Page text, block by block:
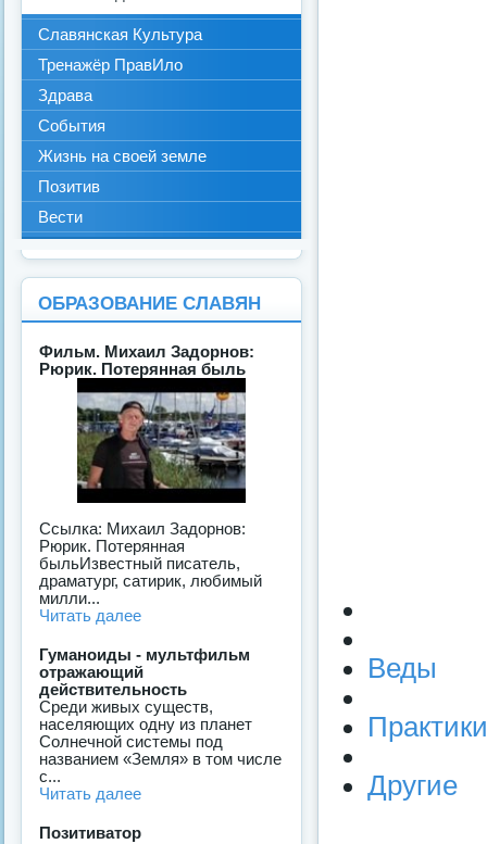
Веды
Практики
Другие
Славянская Культура
Тренажёр ПравИло
Здрава
События
Жизнь на своей земле
Позитив
Вести
ОБРАЗОВАНИЕ СЛАВЯН
Фильм. Михаил Задорнов:
Рюрик. Потерянная быль
Ссылка: Михаил Задорнов:
Рюрик. Потерянная
быльИзвестный писатель,
драматург, сатирик, любимый
милли...
Читать далее
Гуманоиды - мультфильм
отражающий
действительность
Среди живых существ,
населяющих одну из планет
Солнечной системы под
названием «Земля» в том числе
с...
Читать далее
Позитиватор